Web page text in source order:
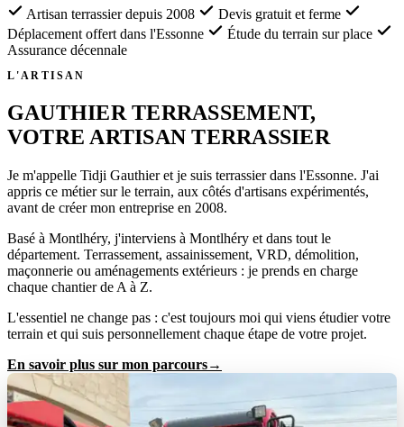
Artisan terrassier depuis 2008
Devis gratuit et ferme
Déplacement offert dans l'Essonne
Étude du terrain sur place
Assurance décennale
L'ARTISAN
GAUTHIER TERRASSEMENT,
VOTRE ARTISAN TERRASSIER
Je m'appelle Tidji Gauthier et je suis terrassier dans l'Essonne. J'ai
appris ce métier sur le terrain, aux côtés d'artisans expérimentés,
avant de créer mon entreprise en 2008.
Basé à Montlhéry, j'interviens à Montlhéry et dans tout le
département. Terrassement, assainissement, VRD, démolition,
maçonnerie ou aménagements extérieurs : je prends en charge
chaque chantier de A à Z.
L'essentiel ne change pas : c'est toujours moi qui viens étudier votre
terrain et qui suis personnellement chaque étape de votre projet.
En savoir plus sur mon parcours